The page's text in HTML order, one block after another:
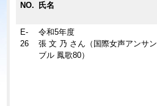
NO. 氏名
E-
26
令和5年度
張 文 乃 さん（国際女声アンサン
ブル 鳳歌80）